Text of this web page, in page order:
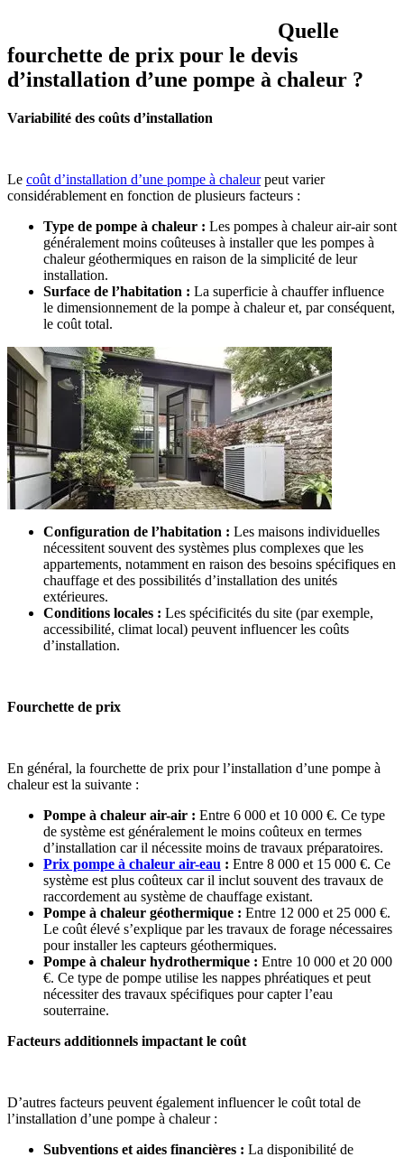
Quelle
fourchette de prix pour le devis
d’installation d’une pompe à chaleur ?
Variabilité des coûts d’installation
Le coût d’installation d’une pompe à chaleurpeut varier
considérablement en fonction de plusieurs facteurs :
Type de pompe à chaleur : Les pompes à chaleur air-air sont
généralement moins coûteuses à installer que les pompes à
chaleur géothermiques en raison de la simplicité de leur
installation.
Surface de l’habitation : La superficie à chauffer influence
le dimensionnement de la pompe à chaleur et, par conséquent,
le coût total.
Configuration de l’habitation : Les maisons individuelles
nécessitent souvent des systèmes plus complexes que les
appartements, notamment en raison des besoins spécifiques en
chauffage et des possibilités d’installation des unités
extérieures.
Conditions locales : Les spécificités du site (par exemple,
accessibilité, climat local) peuvent influencer les coûts
d’installation.
Fourchette de prix
En général, la fourchette de prix pour l’installation d’une pompe à
chaleur est la suivante :
Pompe à chaleur air-air : Entre 6 000 et 10 000 €. Ce type
de système est généralement le moins coûteux en termes
d’installation car il nécessite moins de travaux préparatoires.
Prix pompe à chaleur air-eau : Entre 8 000 et 15 000 €. Ce
système est plus coûteux car il inclut souvent des travaux de
raccordement au système de chauffage existant.
Pompe à chaleur géothermique : Entre 12 000 et 25 000 €.
Le coût élevé s’explique par les travaux de forage nécessaires
pour installer les capteurs géothermiques.
Pompe à chaleur hydrothermique : Entre 10 000 et 20 000
€. Ce type de pompe utilise les nappes phréatiques et peut
nécessiter des travaux spécifiques pour capter l’eau
souterraine.
Facteurs additionnels impactant le coût
D’autres facteurs peuvent également influencer le coût total de
l’installation d’une pompe à chaleur :
Subventions et aides financières : La disponibilité de